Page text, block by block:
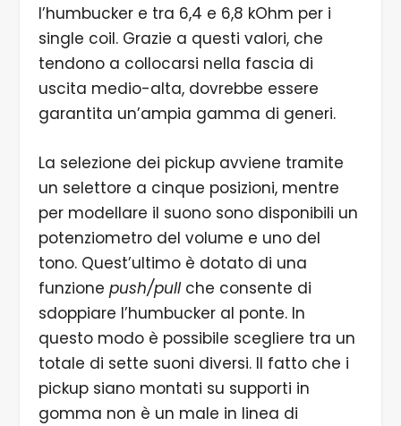
l’humbucker e tra 6,4 e 6,8 kOhm per i
single coil. Grazie a questi valori, che
tendono a collocarsi nella fascia di
uscita medio-alta, dovrebbe essere
garantita un’ampia gamma di generi.
La selezione dei pickup avviene tramite
un selettore a cinque posizioni, mentre
per modellare il suono sono disponibili un
potenziometro del volume e uno del
tono. Quest’ultimo è dotato di una
funzione push/pullche consente di
sdoppiare l’humbucker al ponte. In
questo modo è possibile scegliere tra un
totale di sette suoni diversi. Il fatto che i
pickup siano montati su supporti in
gomma non è un male in linea di